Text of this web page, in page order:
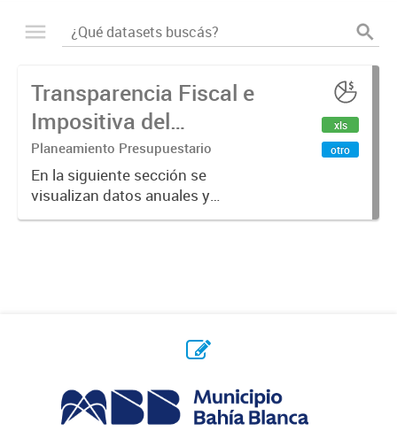
Transparencia Fiscal e
Impositiva del
Municipio. Año 2024
Planeamiento Presupuestario
En la siguiente sección se
visualizan datos anuales y
trimestrales referidos a la
xls
otro